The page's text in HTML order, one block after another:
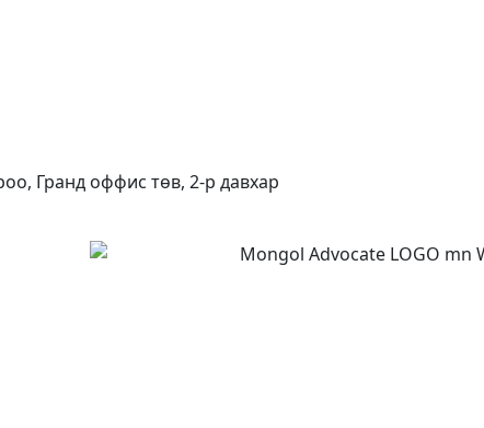
Гранд оффис төв, 2-р давхар